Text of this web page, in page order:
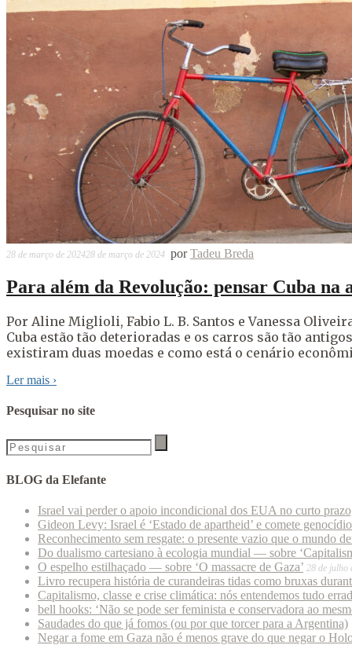
28 de março de 202428 de março de 2024 porTadeu Breda
Para além da Revolução: pensar Cuba na
Por Aline Miglioli, Fabio L. B. Santos e Vanessa
Cuba estão tão deterioradas e os carros são tão
existiram duas moedas e como está o cenário
Ler mais ›
Pesquisar no site
BLOG da Elefante
Israel vai perder o apoio incondicional dos EUA no curto
Gideon Levy: Israel é ‘Estado de apartheid’ e comete
Reconhecimento sem resgate: o presente vazio que o mundo
Do dualismo cartesiano à ecologia mundial — sobre
O espelho estilhaçado — sobre ‘O massacre de Gaza’ 28 de julho
Livro recupera história de curandeiras tidas como bruxas
Capitalismo, classe e crise climática: nós entendemos tudo
bell hooks: ‘Não se pode ser feminista e conservadora ao
Saudades do que já fomos (ou por que torcer para a Argentina)
Negar a fome em Gaza não é menos grave do que negar o